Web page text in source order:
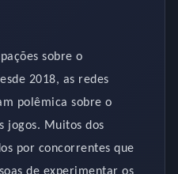
sobre o
2018, as redes
polêmica sobre o
jogos. Muitos dos
por concorrentes que